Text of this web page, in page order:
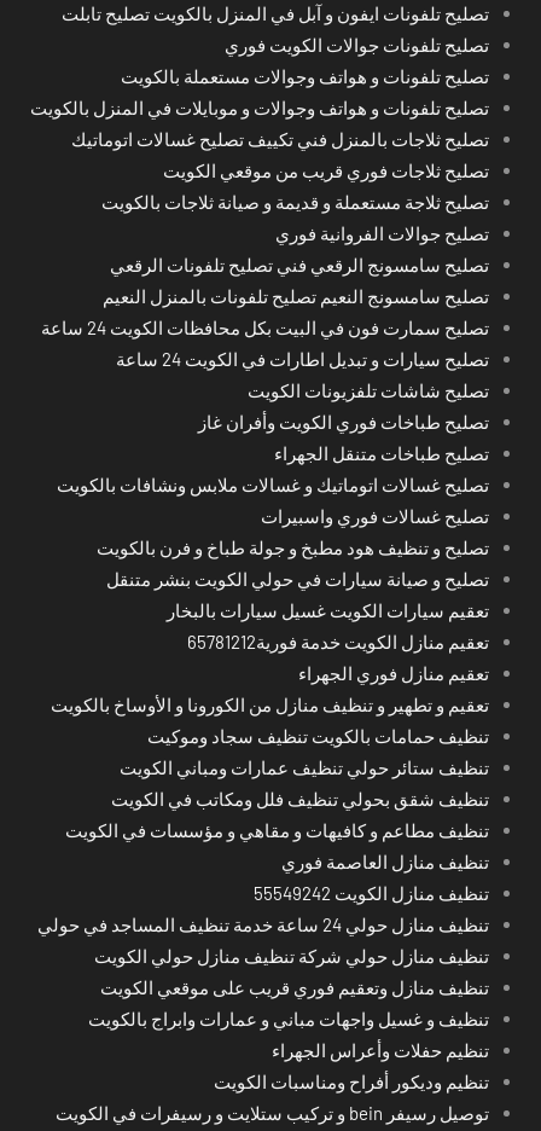
تصليح تلفونات ايفون و آبل في المنزل بالكويت تصليح تابلت
تصليح تلفونات جوالات الكويت فوري
تصليح تلفونات و هواتف وجوالات مستعملة بالكويت
تصليح تلفونات و هواتف وجوالات و موبايلات في المنزل بالكويت
تصليح ثلاجات بالمنزل فني تكييف تصليح غسالات اتوماتيك
تصليح ثلاجات فوري قريب من موقعي الكويت
تصليح ثلاجة مستعملة و قديمة و صيانة ثلاجات بالكويت
تصليح جوالات الفروانية فوري
تصليح سامسونج الرقعي فني تصليح تلفونات الرقعي
تصليح سامسونج النعيم تصليح تلفونات بالمنزل النعيم
تصليح سمارت فون في البيت بكل محافظات الكويت 24 ساعة
تصليح سيارات و تبديل اطارات في الكويت 24 ساعة
تصليح شاشات تلفزيونات الكويت
تصليح طباخات فوري الكويت وأفران غاز
تصليح طباخات متنقل الجهراء
تصليح غسالات اتوماتيك و غسالات ملابس ونشافات بالكويت
تصليح غسالات فوري واسبيرات
تصليح و تنظيف هود مطبخ و جولة طباخ و فرن بالكويت
تصليح و صيانة سيارات في حولي الكويت بنشر متنقل
تعقيم سيارات الكويت غسيل سيارات بالبخار
تعقيم منازل الكويت خدمة فورية65781212
تعقيم منازل فوري الجهراء
تعقيم و تطهير و تنظيف منازل من الكورونا و الأوساخ بالكويت
تنظيف حمامات بالكويت تنظيف سجاد وموكيت
تنظيف ستائر حولي تنظيف عمارات ومباني الكويت
تنظيف شقق بحولي تنظيف فلل ومكاتب في الكويت
تنظيف مطاعم و كافيهات و مقاهي و مؤسسات في الكويت
تنظيف منازل العاصمة فوري
تنظيف منازل الكويت 55549242
تنظيف منازل حولي 24 ساعة خدمة تنظيف المساجد في حولي
تنظيف منازل حولي شركة تنظيف منازل حولي الكويت
تنظيف منازل وتعقيم فوري قريب على موقعي الكويت
تنظيف و غسيل واجهات مباني و عمارات وابراج بالكويت
تنظيم حفلات وأعراس الجهراء
تنظيم وديكور أفراح ومناسبات الكويت
توصيل رسيفر bein و تركيب ستلايت و رسيفرات في الكويت